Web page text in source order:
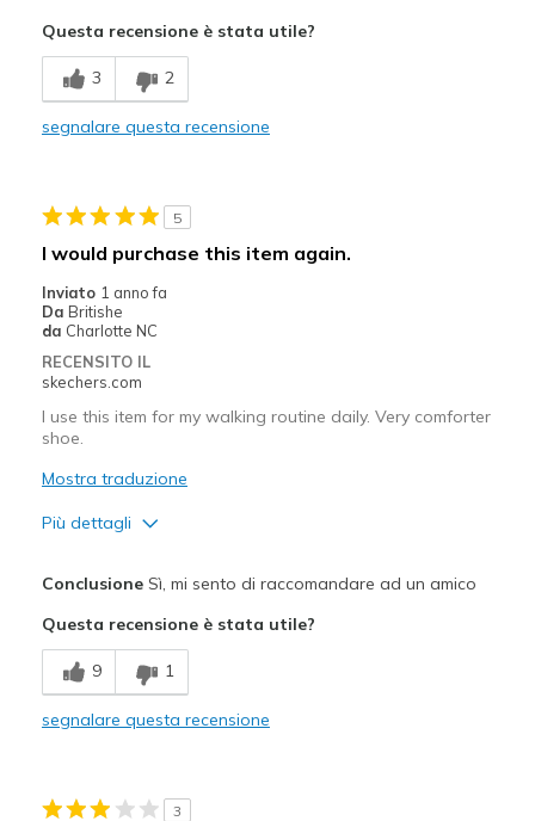
Breathe Well
Comfortable
Migliori Utilizzi:
Travel
Width
View On Shoes
Questa recensione è stata utile?
3 2
segnalare questa recensione
5
I would purchase this item again.
Inviato 1 anno fa
Da Britishe
da Charlotte NC
RECENSITO IL
skechers.com
I use this item for my walking routine daily. Very comforter
shoe.
Mostra traduzione
Più dettagli
Stylish
Migliori Utilizzi:
Casual Wear
View On Shoes
I'm Into Shoes
ConclusioneSì, mi sento di raccomandare ad un amico
Questa recensione è stata utile?
9 1
segnalare questa recensione
3